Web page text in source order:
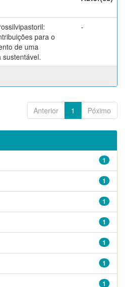
para o
de uma
sustentável.
-
Anterior 1 Póximo
1
1
1
1
1
1
1